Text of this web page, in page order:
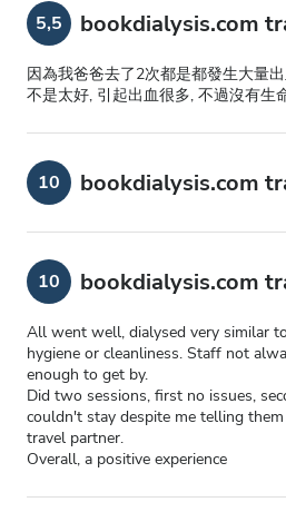
5,5 bookdialysis.com
因為我爸爸去了2次都是都發生大量
不是太好, 引起出血很多, 不過沒有生
10 bookdialysis.com
10 bookdialysis.com
All went well, dialysed very similar
hygiene or cleanliness. Staff not
enough to get by.
Did two sessions, first no issues,
couldn't stay despite me telling
travel partner.
Overall, a positive experience